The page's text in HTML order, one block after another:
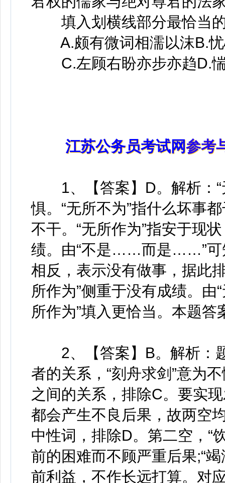
填入划横线部分最恰当
A.颇有微词相濡以沫B.忧
C.左顾右盼亦步亦趋D.惴
江苏公务员考试网参考
1、【答案】D。解析：“
惧。“无所不为”指什么坏事
不干。“无所作为”指安于现
绩。由“不是……而是……”可
相反，表示没有做事，据此
所作为”侧重于没有成绩。由
所作为”填入更恰当。本题答
2、【答案】B。解析：
者的关系，“刻舟求剑”意为
之间的关系，排除C。要实
都会产生不良后果，故两空
中性词，排除D。第二空，“
前的困难而不顾严重后果;“
前利益，不作长远打算。对